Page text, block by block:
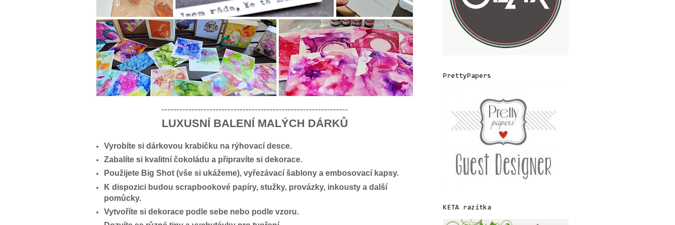
--------------------------------------------------------------
LUXUSNÍ BALENÍ MALÝCH DÁRKŮ
Vyrobíte si dárkovou krabičku na rýhovací desce.
Zabalíte si kvalitní čokoládu a připravíte si dekorace.
Použijete Big Shot (vše si ukážeme), vyřezávací šablony a embosovací kapsy.
K dispozici budou scrapbookové papíry, stužky, provázky, inkousty a další
pomůcky.
Vytvoříte si dekorace podle sebe nebo podle vzoru.
PrettyPapers
KETA razítka